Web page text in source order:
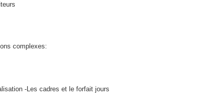
complexes:
-Les cadres et le forfait jours